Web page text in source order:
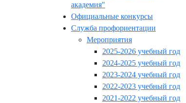
академия"
Официальные конкурсы
Служба профориентации
Мероприятия
2025-2026 учебный год
2024-2025 учебный год
2023-2024 учебный год
2022-2023 учебный год
2021-2022 учебный год